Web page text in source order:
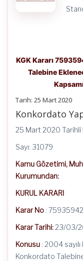
KGK Kararı
Talebine
Tarih: 25 Mart 2020
Konkordato
25 Mart 2020 Tarihli
Sayı: 31079
Kamu Gözetimi,
Kurumundan:
KURUL KARARI
Karar No :
Karar Tarihi:23/03/
Konusu : 2004
Konkordato